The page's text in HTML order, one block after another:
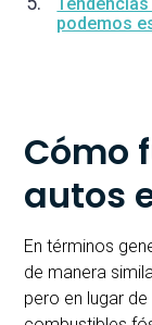
podemos
Cómo
autos
En términos
de manera
pero en lugar